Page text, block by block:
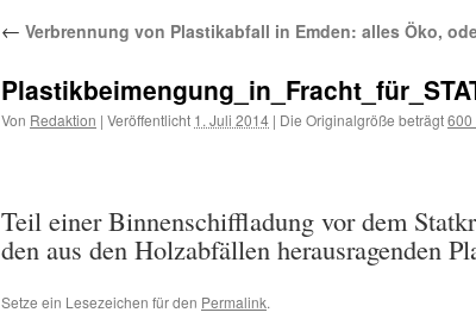
← Verbrennung von Plastikabfall in Emden: alles Öko,
Von Redaktion | Veröffentlicht 1. Juli 2014 | Die Originalgröße beträgt600
Teil einer Binnenschiffladung vor dem
den aus den Holzabfällen herausragenden
Setze ein Lesezeichen für den Permalink.